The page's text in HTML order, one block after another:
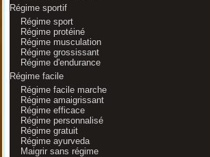
Régime sportif
Régime sport
Régime protéiné
Régime musculation
Régime grossissant
Régime d'endurance
Régime facile
Régime facile marche
Régime amaigrissant
Régime efficace
Régime personnalisé
Régime gratuit
Régime ayurveda
Maigrir sans régime